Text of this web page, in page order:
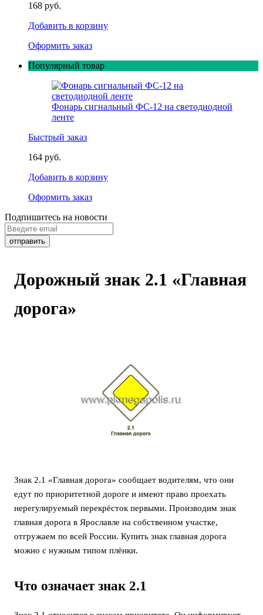
168 руб.
Добавить в корзину
Оформить заказ
Популярный товар
Фонарь сигнальный ФС-12 на светодиодной
ленте
Быстрый заказ
164 руб.
Добавить в корзину
Оформить заказ
Подпишитесь на новости
Дорожный знак 2.1 «Главная
дорога»
Знак 2.1 «Главная дорога» сообщает водителям, что они
едут по приоритетной дороге и имеют право проехать
нерегулируемый перекрёсток первыми. Производим знак
главная дорога в Ярославле на собственном участке,
отгружаем по всей России. Купить знак главная дорога
можно с нужным типом плёнки.
Что означает знак 2.1